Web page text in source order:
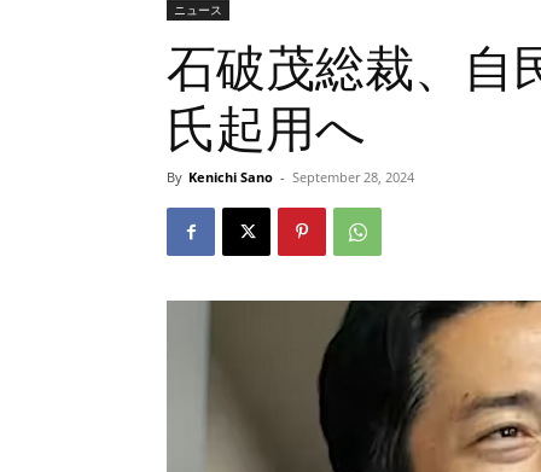
ニュース
石破茂総裁、自
氏起用へ
By Kenichi Sano - September 28, 2024